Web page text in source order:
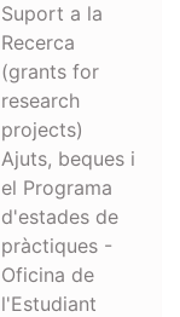
Suport a la
Recerca
(grants for
research
projects)
Ajuts, beques i
el Programa
d'estades de
pràctiques -
Oficina de
l'Estudiant